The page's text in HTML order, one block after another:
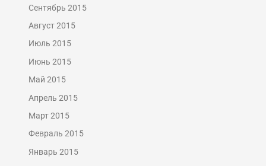
Сентябрь 2015
Август 2015
Июль 2015
Июнь 2015
Май 2015
Апрель 2015
Март 2015
Февраль 2015
Январь 2015